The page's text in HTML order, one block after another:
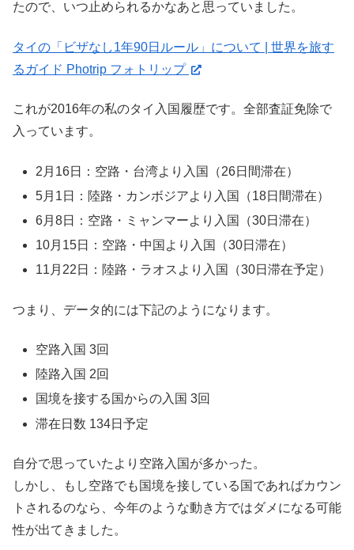
たので、いつ止められるかなあと思っていました。
タイの「ビザなし1年90日ルール」について | 世界を旅す
るガイド Photrip フォトリップ
これが2016年の私のタイ入国履歴です。全部査証免除で
入っています。
2月16日：空路・台湾より入国（26日間滞在）
5月1日：陸路・カンボジアより入国（18日間滞在）
6月8日：空路・ミャンマーより入国（30日滞在）
10月15日：空路・中国より入国（30日滞在）
11月22日：陸路・ラオスより入国（30日滞在予定）
つまり、データ的には下記のようになります。
空路入国 3回
陸路入国 2回
国境を接する国からの入国 3回
滞在日数 134日予定
自分で思っていたより空路入国が多かった。
しかし、もし空路でも国境を接している国であればカウン
トされるのなら、今年のような動き方ではダメになる可能
性が出てきました。